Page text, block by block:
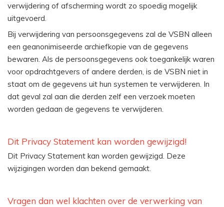
verwijdering of afscherming wordt zo spoedig mogelijk
uitgevoerd.
Bij verwijdering van persoonsgegevens zal de VSBN alleen
een geanonimiseerde archiefkopie van de gegevens
bewaren. Als de persoonsgegevens ook toegankelijk waren
voor opdrachtgevers of andere derden, is de VSBN niet in
staat om de gegevens uit hun systemen te verwijderen. In
dat geval zal aan die derden zelf een verzoek moeten
worden gedaan de gegevens te verwijderen.
Dit Privacy Statement kan worden gewijzigd!
Dit Privacy Statement kan worden gewijzigd. Deze
wijzigingen worden dan bekend gemaakt.
Vragen dan wel klachten over de verwerking van